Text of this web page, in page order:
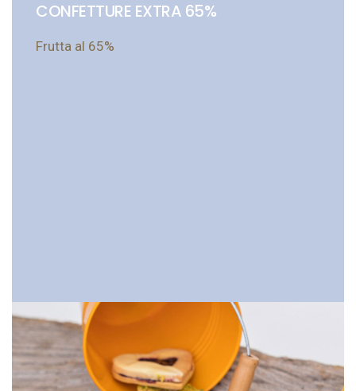
CONFETTURE EXTRA 65%
Frutta al 65%